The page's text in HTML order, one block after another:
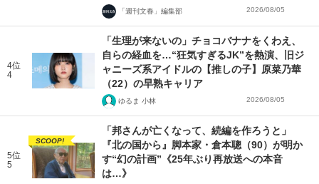
「週刊文春」編集部 2026/08/05
4位
4
「生理が来ないの」チョコバナナをくわえ、
自らの経血を…“狂気すぎるJK”を熱演、旧ジ
ャニーズ系アイドルの【推しの子】原菜乃華
（22）の早熟キャリア
ゆるま 小林 2026/08/05
5位
5
SCOOP!
「邦さんが亡くなって、続編を作ろうと」
『北の国から』脚本家・倉本聰（90）が明か
す“幻の計画”《25年ぶり再放送への本音
は…》